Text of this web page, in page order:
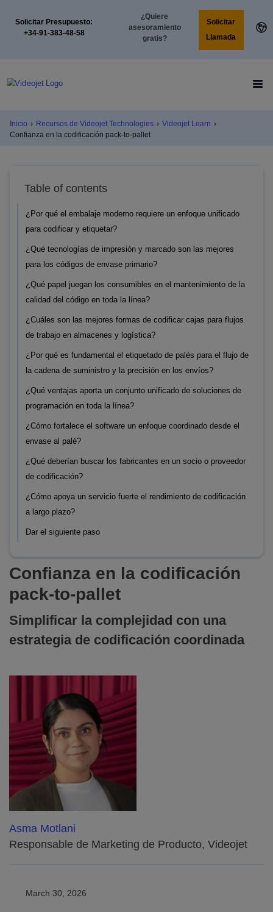
Solicitar Presupuesto:
+34-91-383-48-58
¿Quiere
asesoramiento
gratis?
Solicitar
Llamada
Inicio › Recursos de Videojet Technologies › Videojet Learn ›
Confianza en la codificación pack-to-pallet
Table of contents
¿Por qué el embalaje moderno requiere un enfoque unificado
para codificar y etiquetar?
¿Qué tecnologías de impresión y marcado son las mejores
para los códigos de envase primario?
¿Qué papel juegan los consumibles en el mantenimiento de la
calidad del código en toda la línea?
¿Cuáles son las mejores formas de codificar cajas para flujos
de trabajo en almacenes y logística?
¿Por qué es fundamental el etiquetado de palés para el flujo de
la cadena de suministro y la precisión en los envíos?
¿Qué ventajas aporta un conjunto unificado de soluciones de
programación en toda la línea?
¿Cómo fortalece el software un enfoque coordinado desde el
envase al palé?
¿Qué deberían buscar los fabricantes en un socio o proveedor
de codificación?
¿Cómo apoya un servicio fuerte el rendimiento de codificación
a largo plazo?
Dar el siguiente paso
Confianza en la codificación
pack-to-pallet
Simplificar la complejidad con una
estrategia de codificación coordinada
Asma Motlani
Responsable de Marketing de Producto, Videojet
March 30, 2026